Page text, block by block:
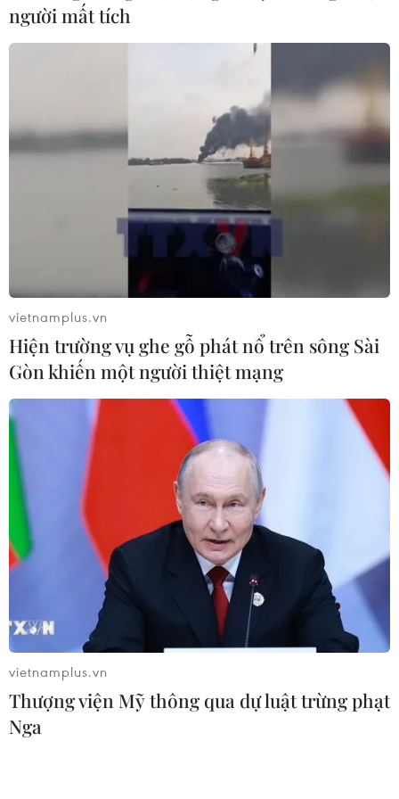
người mất tích
vietnamplus.vn
Hiện trường vụ ghe gỗ phát nổ trên sông Sài
Gòn khiến một người thiệt mạng
vietnamplus.vn
Thượng viện Mỹ thông qua dự luật trừng phạt
Nga